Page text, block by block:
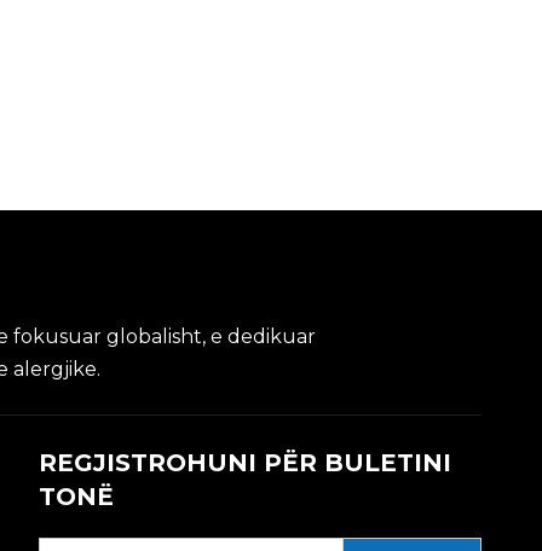
fokusuar globalisht, e dedikuar
alergjike.
REGJISTROHUNI PËR BULETINI
TONË